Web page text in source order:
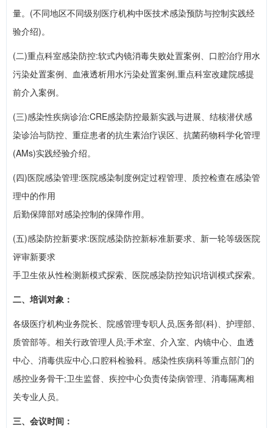
量。(不同地区不同级别医疗机构中医技术感染预防与控制实践经
验介绍)。
(二)重点科室感染防控:软式内镜消毒失败处置案例、口腔治疗用水
污染处置案例、血液透析用水污染处置案例,重点科室改建院感提
前介入案例。
(三)感染性疾病诊治:CRE感染防控最新实践与进展、结核潜伏感
染诊治与防控、重症患者的抗生素治疗误区、抗菌药物科学化管理
(AMs)实践经验介绍。
(四)医院感染管理:医院感染制度例定过程管理、质控检查在感染管
理中的作用
后勤保障部对感染控制的保障作用。
(五)感染防控新要求:医院感染防控新标准新要求、新一轮等级医院
评审新要求
手卫生依从性检测新模式探索、医院感染防控知识培训模式探索。
二、培训对象：
各级医疗机构业务院长、院感管理专职人员,医务部(科)、护理部、
质管部等。相关行政管理人员;手术室、介入室、内镜中心、血透
中心、消毒供应中心,口腔科检验科。感染性疾病科等重点部门的
感控业务骨干;卫生监督、疾控中心负责传染病管理、消毒隔离相
关专业人员。
三、会议时间：